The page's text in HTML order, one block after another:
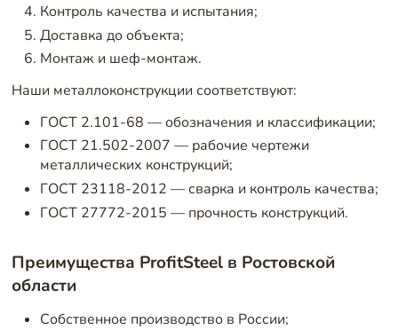
Контроль качества и испытания;
Доставка до объекта;
Монтаж и шеф-монтаж.
Наши металлоконструкции соответствуют:
ГОСТ 2.101-68 — обозначения и классификации;
ГОСТ 21.502-2007 — рабочие чертежи
металлических конструкций;
ГОСТ 23118-2012 — сварка и контроль качества;
ГОСТ 27772-2015 — прочность конструкций.
Преимущества ProfitSteel в Ростовской
области
Собственное производство в России;